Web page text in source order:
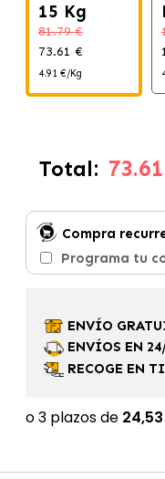
15 Kg
81.79 €
73.61 €
4.91 €/Kg
Total:
Compra
Programa tu
ENVÍO
ENVÍOS EN
RECOGE EN